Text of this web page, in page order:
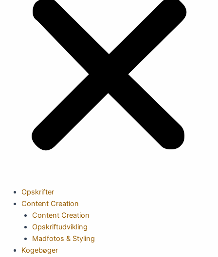
Opskrifter
Content Creation
Content Creation
Opskriftudvikling
Madfotos & Styling
Kogebøger